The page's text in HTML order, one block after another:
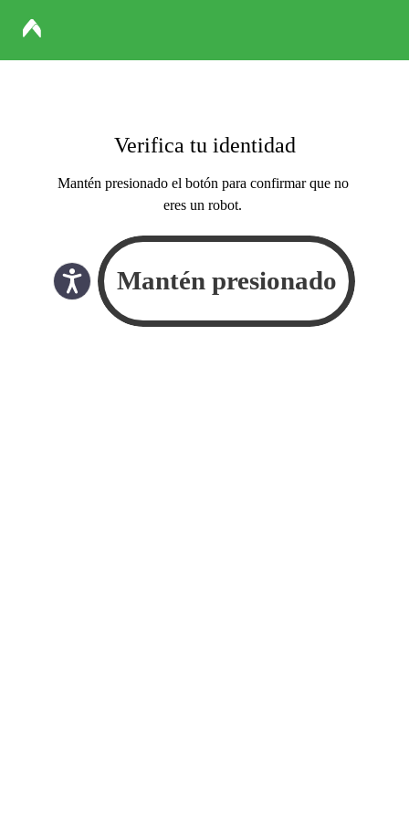
Verifica tu identidad
Mantén presionado el botón para confirmar que no
eres un robot.